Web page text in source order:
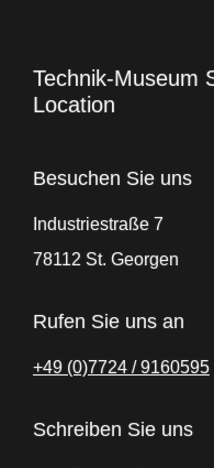
Technik-Museum
Location
Besuchen Sie uns
Industriestraße 7
78112 St. Georgen
Rufen Sie uns an
+49 (0)7724 / 9160595
Schreiben Sie uns